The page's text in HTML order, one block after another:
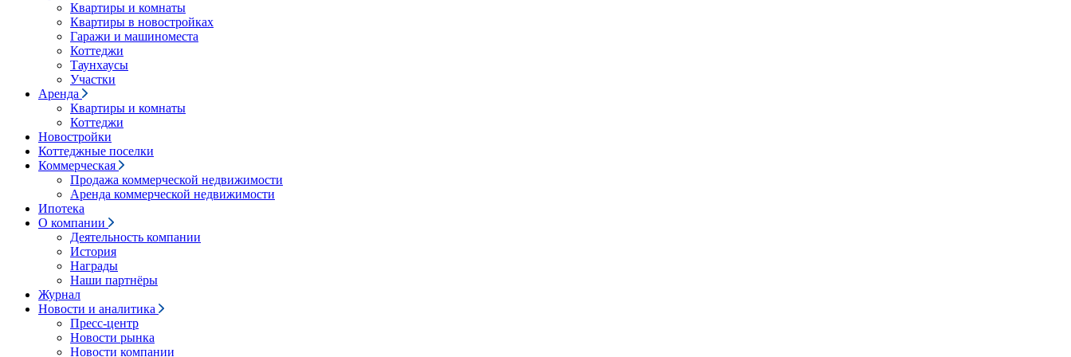
Квартиры и комнаты
Квартиры в новостройках
Гаражи и машиноместа
Коттеджи
Таунхаусы
Участки
Аренда
Квартиры и комнаты
Коттеджи
Новостройки
Коттеджные поселки
Коммерческая
Продажа коммерческой недвижимости
Аренда коммерческой недвижимости
Ипотека
О компании
Деятельность компании
История
Награды
Наши партнёры
Журнал
Новости и аналитика
Пресс-центр
Новости рынка
Новости компании